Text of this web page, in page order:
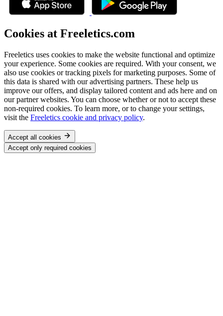
Cookies at Freeletics.com
Freeletics uses cookies to make the website functional and optimize
your experience. Some cookies are required. With your consent, we
also use cookies or tracking pixels for marketing purposes. Some of
this data is shared with our advertising partners. These help us
improve our offers, and display tailored content and ads here and on
our partner websites. You can choose whether or not to accept these
non-required cookies. To learn more, or to change your settings,
visit the Freeletics cookie and privacy policy.
Accept all cookies
Accept only required cookies